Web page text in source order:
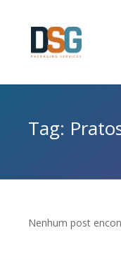
Tag:
Nenhum post